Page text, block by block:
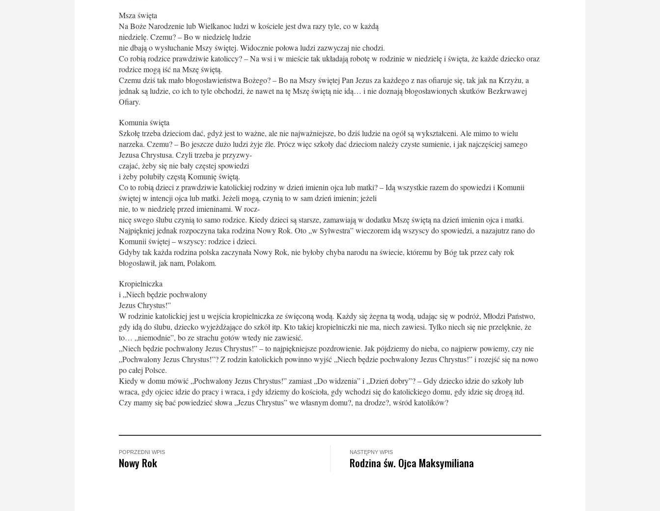
Msza święta
Na Boże Narodzenie lub Wielkanoc ludzi w kościele jest dwa razy tyle, co w każdą
niedzielę. Czemu? – Bo w niedzielę ludzie
nie dbają o wysłuchanie Mszy świętej. Widocznie połowa ludzi zazwyczaj nie chodzi.
Co robią rodzice prawdziwie katoliccy? – Na wsi i w mieście tak układają robotę w rodzinie w niedzielę i święta, że każde dziecko oraz
rodzice mogą iść na Mszę świętą.
Czemu dziś tak mało błogosławieństwa Bożego? – Bo na Mszy świętej Pan Jezus za każdego z nas ofiaruje się, tak jak na Krzyżu, a
jednak są ludzie, co ich to tyle obchodzi, że nawet na tę Mszę świętą nie idą… i nie doznają błogosławionych skutków Bezkrwawej
Ofiary.
Komunia święta
Szkołę trzeba dzieciom dać, gdyż jest to ważne, ale nie najważniejsze, bo dziś ludzie na ogół są wykształceni. Ale mimo to wielu
narzeka. Czemu? – Bo jeszcze dużo ludzi żyje źle. Prócz więc szkoły dać dzieciom należy czyste sumienie, i jak najczęściej samego
Jezusa Chrystusa. Czyli trzeba je przyzwy-
czajać, żeby się nie bały częstej spowiedzi
i żeby polubiły częstą Komunię świętą.
Co to robią dzieci z prawdziwie katolickiej rodziny w dzień imienin ojca lub matki? – Idą wszystkie razem do spowiedzi i Komunii
świętej w intencji ojca lub matki. Jeżeli mogą, czynią to w sam dzień imienin; jeżeli
nie, to w niedzielę przed imieninami. W rocz-
nicę swego ślubu czynią to samo rodzice. Kiedy dzieci są starsze, zamawiają w dodatku Mszę świętą na dzień imienin ojca i matki.
Najpiękniej jednak rozpoczyna taka rodzina Nowy Rok. Oto „w Sylwestra” wieczorem idą wszyscy do spowiedzi, a nazajutrz rano do
Komunii świętej – wszyscy: rodzice i dzieci.
Gdyby tak każda rodzina polska zaczynała Nowy Rok, nie byłoby chyba narodu na świecie, któremu by Bóg tak przez cały rok
błogosławił, jak nam, Polakom.
Kropielniczka
i „Niech będzie pochwalony
Jezus Chrystus!”
W rodzinie katolickiej jest u wejścia kropielniczka ze święconą wodą. Każdy się żegna tą wodą, udając się w podróż, Młodzi Państwo,
gdy idą do ślubu, dziecko wyjeżdżające do szkół itp. Kto takiej kropielniczki nie ma, niech zawiesi. Tylko niech się nie przelęknie, że
to… „niemodnie”, bo ze strachu gotów wtedy nie zawiesić.
„Niech będzie pochwalony Jezus Chry­stus!” – to najpiękniejsze pozdrowienie. Jak pójdziemy do nieba, co najpierw powiemy, czy nie
„Pochwalony Jezus Chrystus!”? Z rodzin katolickich powinno wyjść „Niech będzie pochwalony Jezus Chrystus!” i rozejść się na nowo
po całej Polsce.
Kiedy w domu mówić „Pochwalony Jezus Chrystus!” zamiast „Do widzenia” i „Dzień dobry”? – Gdy dziecko idzie do szkoły lub
wraca, gdy ojciec idzie do pracy i wraca, i gdy idziemy do kościoła, gdy wchodzi się do katolickiego domu, gdy idzie się drogą itd.
Czy mamy się bać powiedzieć słowa „Jezus Chrystus” we własnym domu?, na drodze?, wśród katolików?
POPRZEDNI WPIS
Nowy Rok
NASTĘPNY WPIS
Rodzina św. Ojca Maksymiliana